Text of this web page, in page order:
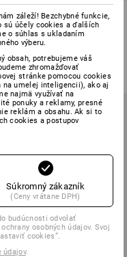
šortky light e.s.trail
farieb
€
od 10 ks
záleží! Bezchybné funkcie,
sú účely cookies a ďalších
o súhlas s ukladaním
výberu.
obsah, potrebujeme váš
zhromažďovať
stránke pomocou cookies
na umelej inteligencii), ako aj
najmä využívať na
ponuky a reklamy, presné
reklám a obsahu. Ak si to
cookies a postupov
Súkromný zákazník
(Ceny vrátane DPH)
budúcnosti odvolať
osobných údajov. Svoj
cookies“.
údajov.